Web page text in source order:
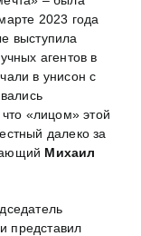
2023 года
выступила
агентов в
в унисон с
«лицом» этой
далеко за
Михаил
представил